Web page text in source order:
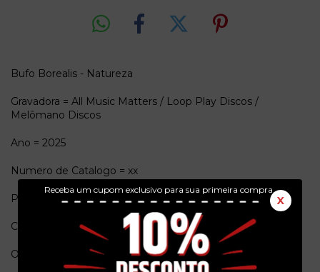
Receba um cupom exclusivo para sua primeira compra.
X
Bufo Borealis - Natureza
Gravadora = All Music Matters / Loop Play Discos /
Melômano Discos
Ano = 2025
Numero de Catalogo = xx
Pais de origem = Brasl
Conservação = N(Capa) / N(Vinil)
Obs. = Lacrado!